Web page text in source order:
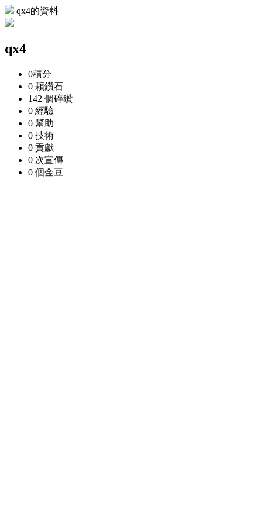
qx4的資料
qx4
0積分
0 顆鑽石
142 個碎鑽
0 經驗
0 幫助
0 技術
0 貢獻
0 次宣傳
0 個金豆